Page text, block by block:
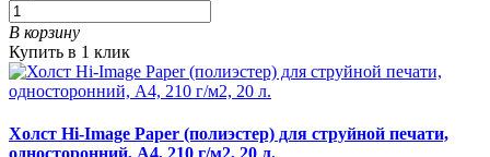
В корзину
Купить в 1 клик
Холст Hi-Image Paper (полиэстер) для струйной печати,
односторонний, A4, 210 г/м2, 20 л.